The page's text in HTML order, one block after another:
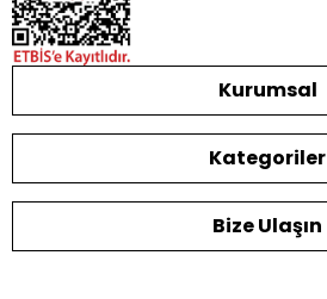
Kurumsal
Kategoriler
Bize Ulaşın